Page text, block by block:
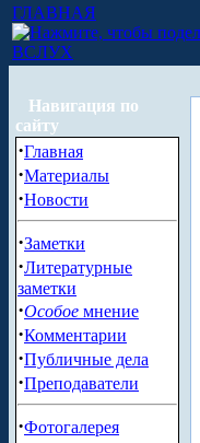
ГЛАВНАЯ
ВСЛУХ
Навигация по
сайту
·Главная
·Материалы
·Новости
·Заметки
·Литературные
заметки
·Особое мнение
·Комментарии
·Публичные дела
·Преподаватели
·Фотогалерея